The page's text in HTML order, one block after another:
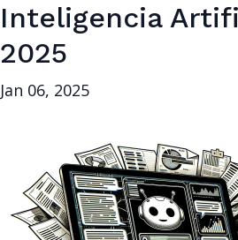
Inteligencia
2025
Jan 06, 2025